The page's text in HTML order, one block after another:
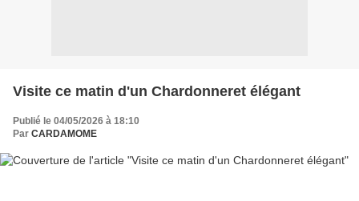
Visite ce matin d'un Chardonneret élégant
Publié le 04/05/2026 à 18:10
Par CARDAMOME